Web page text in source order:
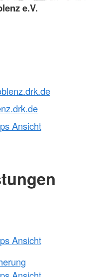
e.V.
Ansicht
Ansicht